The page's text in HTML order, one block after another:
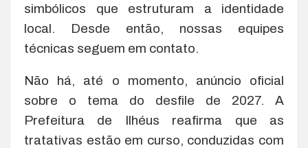
simbólicos que estruturam a identidade
local. Desde então, nossas equipes
técnicas seguem em contato.
Não há, até o momento, anúncio oficial
sobre o tema do desfile de 2027. A
Prefeitura de Ilhéus reafirma que as
tratativas estão em curso, conduzidas com